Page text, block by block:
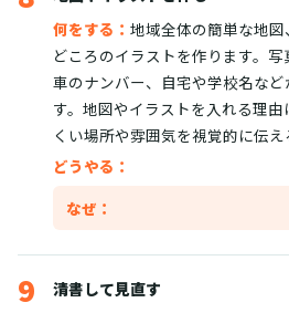
何をする： 地域全体の簡単な地
どころのイラストを作ります。写
車のナンバー、自宅や学校名な
す。地図やイラストを入れる理
くい場所や雰囲気を視覚的に伝え
どうやる：
なぜ：
9
清書して見直す